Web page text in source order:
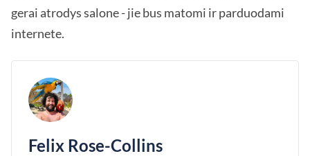
gerai atrodys salone - jie bus matomi ir parduodami
internete.
Felix Rose-Collins